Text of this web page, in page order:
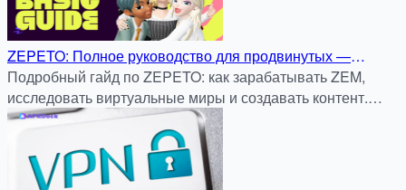
ZEPETO: Полное руководство для продвинутых —
Заработок ZEM, секреты миров и создание контента
Подробный гайд по ZEPETO: как зарабатывать ZEM,
исследовать виртуальные миры и создавать контент.
Полезно для продвинутых пользователей.